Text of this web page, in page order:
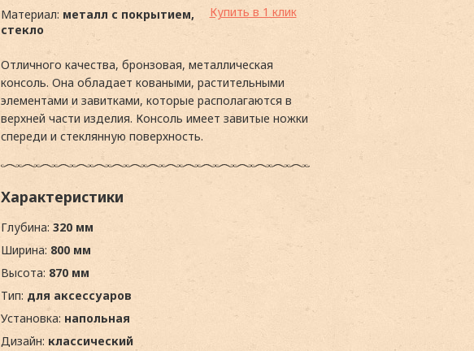
Материал: металл с покрытием,
стекло
Купить в 1 клик
Отличного качества, бронзовая, металлическая
консоль. Она обладает коваными, растительными
элементами и завитками, которые располагаются в
верхней части изделия. Консоль имеет завитые ножки
спереди и стеклянную поверхность.
Характеристики
Глубина: 320 мм
Ширина: 800 мм
Высота: 870 мм
Тип: для аксессуаров
Установка: напольная
Дизайн: классический